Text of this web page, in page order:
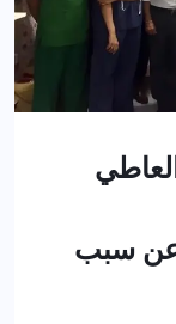
عن سبب